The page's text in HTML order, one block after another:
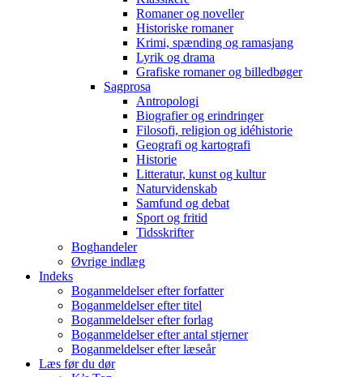
Romaner og noveller
Historiske romaner
Krimi, spænding og ramasjang
Lyrik og drama
Grafiske romaner og billedbøger
Sagprosa
Antropologi
Biografier og erindringer
Filosofi, religion og idéhistorie
Geografi og kartografi
Historie
Litteratur, kunst og kultur
Naturvidenskab
Samfund og debat
Sport og fritid
Tidsskrifter
Boghandeler
Øvrige indlæg
Indeks
Boganmeldelser efter forfatter
Boganmeldelser efter titel
Boganmeldelser efter forlag
Boganmeldelser efter antal stjerner
Boganmeldelser efter læseår
Læs før du dør